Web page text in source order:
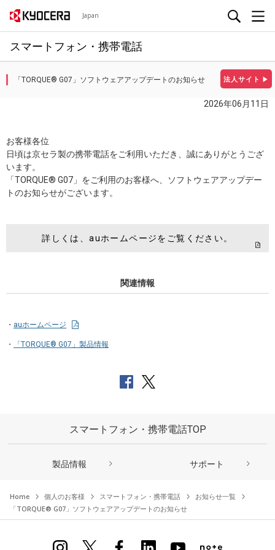
Japan
スマートフォン・携帯電話
法人サイト ▶
「TORQUE® G07」ソフトウェアアップデートのお知らせ
2026年06月11日
お客様各位
日頃は京セラ製の携帯電話をご利用いただき、誠にありがとうござ
います。
「TORQUE® G07」をご利用のお客様へ、ソフトウェアアップデー
トのお知らせがございます。
詳しくは、auホームページをご覧ください。
関連情報
auホームページ
「TORQUE® G07」製品情報
スマートフォン・携帯電話TOP
製品情報 サポート
Home 個人のお客様 スマートフォン・携帯電話
お知らせ一覧
「TORQUE® G07」ソフトウェアアップデートのお知らせ